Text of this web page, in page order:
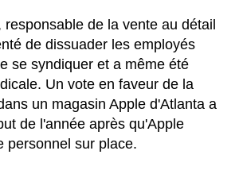
responsable de la vente au détail
de dissuader les employés
se syndiquer et a même été
Un vote en faveur de la
un magasin Apple d'Atlanta a
de l'année après qu'Apple
personnel sur place.